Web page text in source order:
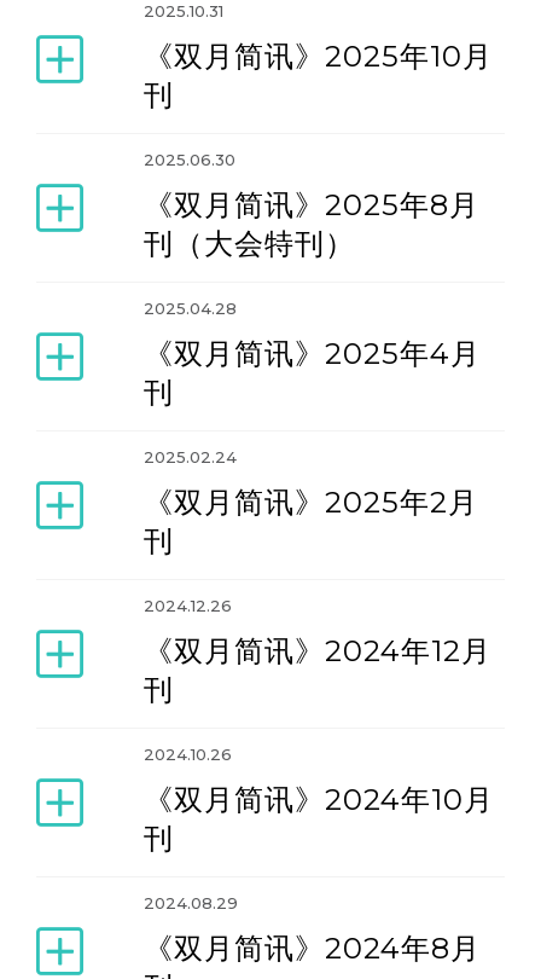
2025.10.31
《双月简讯》2025年10月
刊
2025.06.30
《双月简讯》2025年8月
刊（大会特刊）
2025.04.28
《双月简讯》2025年4月
刊
2025.02.24
《双月简讯》2025年2月
刊
2024.12.26
《双月简讯》2024年12月
刊
2024.10.26
《双月简讯》2024年10月
刊
2024.08.29
《双月简讯》2024年8月